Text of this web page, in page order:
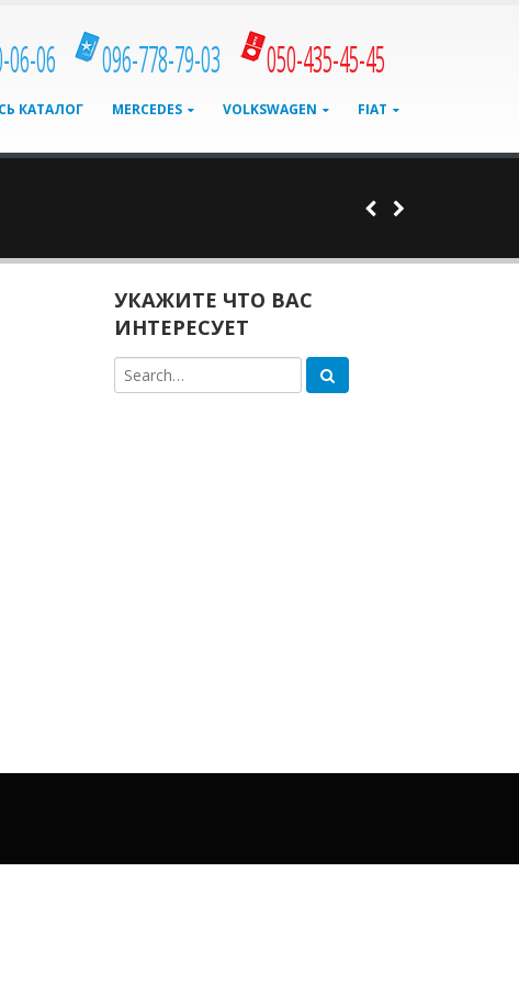
06 096-778-79-03 050-435-45-45
КАТАЛОГ MERCEDES VOLKSWAGEN FIAT
УКАЖИТЕ ЧТО ВАС
ИНТЕРЕСУЕТ